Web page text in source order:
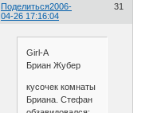
Поделиться 31
2006-
04-26 17:16:04
Girl-A
Бриан Жубер
кусочек комнаты
Бриана. Стефан